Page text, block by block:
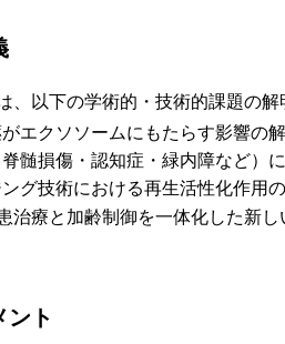
、以下の学術的・技術的課題の解
エクソソームにもたらす影響の
髄損傷・認知症・緑内障など）
グ技術における再生活性化作用
治療と加齢制御を一体化した新し
ント